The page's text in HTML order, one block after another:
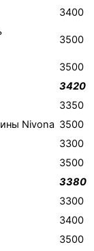
3400
3500
3500
3420
3350
Nivona 3500
3300
3500
3380
3300
3400
3500